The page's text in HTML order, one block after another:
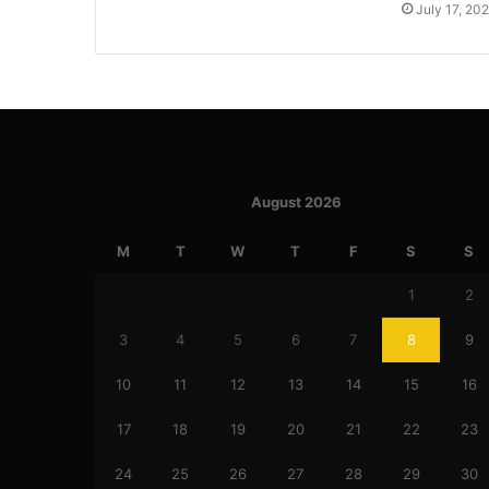
July 17,
August 2026
M T W T F S S
1 2
3 4 5 6 7 8 9
10 11 12 13 14 15 16
17 18 19 20 21 22 23
24 25 26 27 28 29 30